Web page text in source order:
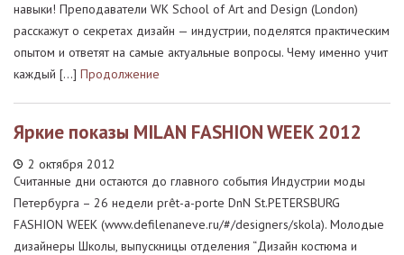
навыки! Преподаватели WK School of Art and Design (London)
расскажут о секретах дизайн — индустрии, поделятся практическим
опытом и ответят на самые актуальные вопросы. Чему именно учит
каждый […] Продолжение
Яркие показы MILAN FASHION WEEK 2012
2 октября 2012
Считанные дни остаются до главного события Индустрии моды
Петербурга – 26 недели prêt-a-porte DnN St.PETERSBURG
FASHION WEEK (www.defilenaneve.ru/#/designers/skola). Молодые
дизайнеры Школы, выпускницы отделения “Дизайн костюма и